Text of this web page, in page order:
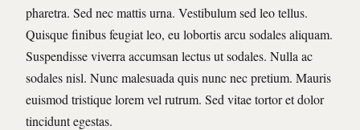
pharetra. Sed nec mattis urna. Vestibulum sed leo tellus.
Quisque finibus feugiat leo, eu lobortis arcu sodales aliquam.
Suspendisse viverra accumsan lectus ut sodales. Nulla ac
sodales nisl. Nunc malesuada quis nunc nec pretium. Mauris
euismod tristique lorem vel rutrum. Sed vitae tortor et dolor
tincidunt egestas.